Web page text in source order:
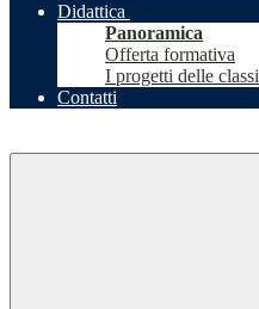
Didattica
Panoramica
Offerta formativa
I progetti delle classi
Contatti